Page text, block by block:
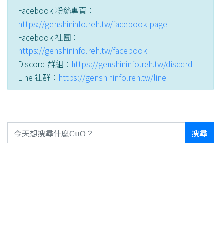
Facebook 粉絲專頁：
https://genshininfo.reh.tw/facebook-page
Facebook 社團：
https://genshininfo.reh.tw/facebook
Discord 群組： https://genshininfo.reh.tw/discord
Line 社群： https://genshininfo.reh.tw/line
搜尋